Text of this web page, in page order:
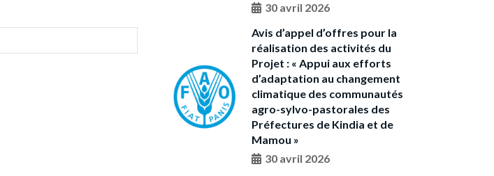
30 avril 2026
Avis d’appel d’offres pour la
réalisation des activités du
Projet : « Appui aux efforts
d’adaptation au changement
climatique des communautés
agro-sylvo-pastorales des
Préfectures de Kindia et de
Mamou »
30 avril 2026